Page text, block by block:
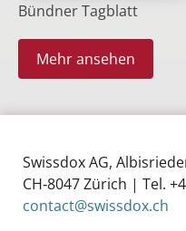
Bündner Tagblatt
Mehr ansehen
Swissdox AG,
CH‑8047 Zürich | Tel.
contact@swissdox.ch